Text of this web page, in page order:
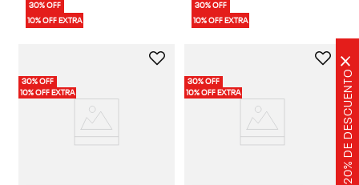
20% DE DESCUENTO
×
30% OFF
10% OFF EXTRA
30% OFF
10% OFF EXTRA
30% OFF
10% OFF EXTRA
30% OFF
10% OFF EXTRA